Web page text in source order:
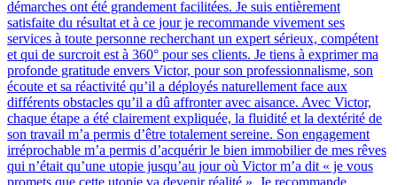
démarches ont été grandement facilitées. Je suis entièrement
satisfaite du résultat et à ce jour je recommande vivement ses
services à toute personne recherchant un expert sérieux, compétent
et qui de surcroit est à 360° pour ses clients. Je tiens à exprimer ma
profonde gratitude envers Victor, pour son professionnalisme, son
écoute et sa réactivité qu’il a déployés naturellement face aux
différents obstacles qu’il a dû affronter avec aisance. Avec Victor,
chaque étape a été clairement expliquée, la fluidité et la dextérité de
son travail m’a permis d’être totalement sereine. Son engagement
irréprochable m’a permis d’acquérir le bien immobilier de mes rêves
qui n’était qu’une utopie jusqu’au jour où Victor m’a dit « je vous
promets que cette utopie va devenir réalité ». Je recommande